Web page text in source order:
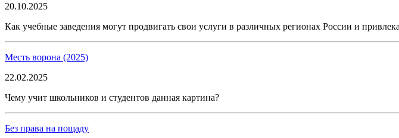
20.10.2025
Как учебные заведения могут продвигать свои услуги в различных регионах России и
Месть ворона (2025)
22.02.2025
Чему учит школьников и студентов данная картина?
Без права на пощаду